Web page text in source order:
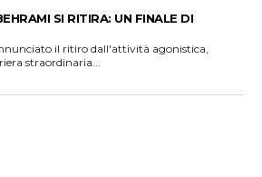
SI RITIRA: UN FINALE DI
il ritiro dall'attività agonistica,
straordinaria...